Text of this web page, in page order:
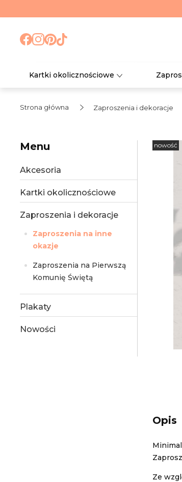
Kartki okolicznościowe
Strona główna Zaproszenia i dekoracje
Menu
Akcesoria
Kartki okolicznościowe
Zaproszenia i dekoracje
Zaproszenia na inne
okazje
Zaproszenia na Pierwszą
Komunię Świętą
Plakaty
Nowości
nowość
Opis
Ze